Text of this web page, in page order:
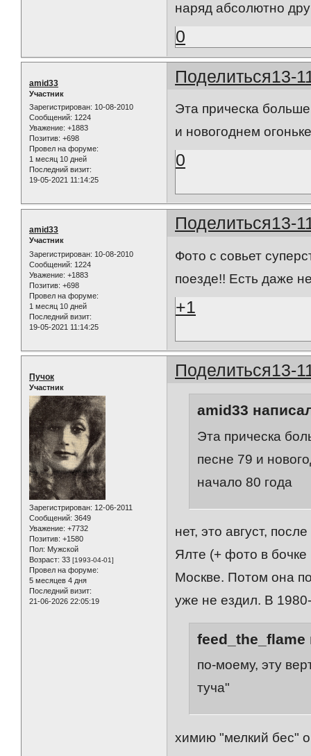
наряд абсолютно
0
Поделиться13-
amid33
Участник
Зарегистрирован: 10-08-2010
Сообщений: 1224
Уважение: +1883
Позитив: +698
Провел на форуме:
1 месяц 10 дней
Последний визит:
19-05-2021 11:14:25
Эта прическа
и новогоднем
0
Поделиться13-
amid33
Участник
Зарегистрирован: 10-08-2010
Сообщений: 1224
Уважение: +1883
Позитив: +698
Провел на форуме:
1 месяц 10 дней
Последний визит:
19-05-2021 11:14:25
Фото с совьет
поезде!! Есть даже
+1
Поделиться13-
Пучок
Участник
Зарегистрирован: 12-06-2011
Сообщений: 3649
Уважение: +7732
Позитив: +1580
Пол: Мужской
Возраст: 33 [1993-04-01]
Провел на форуме:
5 месяцев 4 дня
Последний визит:
21-06-2026 22:05:19
amid33
Эта прическа
песне 79 и
начало 80 года
нет, это август,
Ялте (+ фото в бочке
Москве. Потом она
уже не ездил. В
feed_the_flame
по-моему, эту
туча"
химию "мелкий бес"